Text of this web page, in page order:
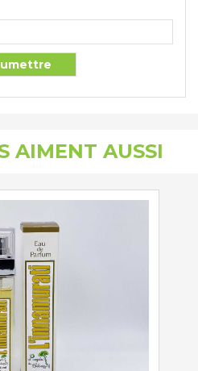
AIMENT AUSSI